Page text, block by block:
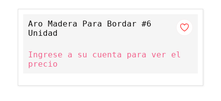
Aro Madera Para Bordar #6
Unidad
Ingrese a su cuenta para ver el
precio